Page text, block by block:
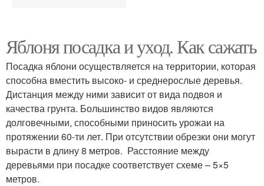
Яблоня посадка и уход. Как сажать
Посадка яблони осуществляется на территории, которая
способна вместить высоко- и среднерослые деревья.
Дистанция между ними зависит от вида подвоя и
качества грунта. Большинство видов являются
долговечными, способными приносить урожаи на
протяжении 60-ти лет. При отсутствии обрезки они могут
вырасти в длину 8 метров. Расстояние между
деревьями при посадке соответствует схеме – 5×5
метров.